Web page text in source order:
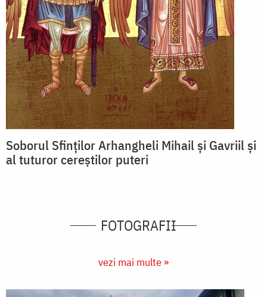
Soborul Sfinților Arhangheli Mihail și Gavriil și
al tuturor cereștilor puteri
FOTOGRAFII
vezi mai multe »